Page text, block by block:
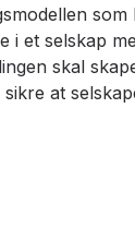
i et selskap
skal
at